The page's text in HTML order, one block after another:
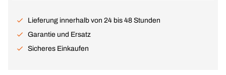
Lieferung innerhalb von 24 bis 48 Stunden
Garantie und Ersatz
Sicheres Einkaufen